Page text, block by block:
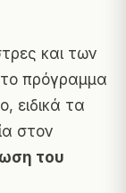
και των
πρόγραμμα
ειδικά τα
στον
του